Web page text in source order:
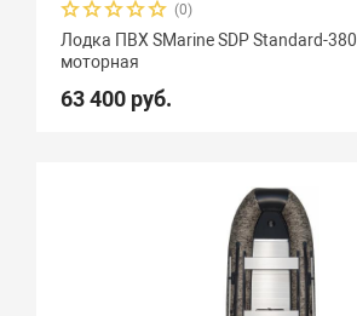
(0)
Лодка ПВХ SMarine SDP Standard-380
моторная
63 400 руб.